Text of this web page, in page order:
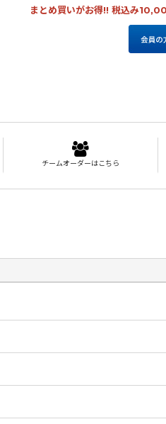
まとめ買いがお得!! 税込み
チームオーダーはこちら